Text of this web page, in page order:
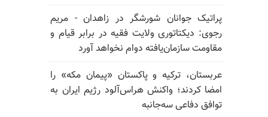
پراتیک جوانان شورشگر در زاهدان - مریم
رجوی: دیکتاتوری ولایت فقیه در برابر قیام و
مقاومت سازمان‌یافته دوام نخواهد آورد
عربستان، ترکیه و پاکستان «پیمان مکه» را
امضا کردند؛ واکنش هراس‌آلود رژیم ایران به
توافق دفاعی سه‌جانبه